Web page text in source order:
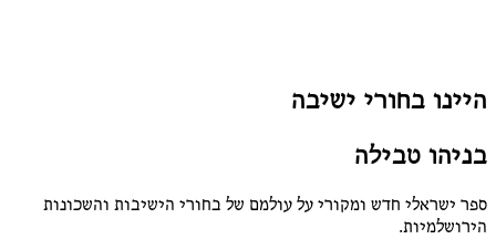
היינו בחורי ישיבה
בניהו טבילה
ספר ישראלי חדש ומקורי על עולמם של בחורי הישיבות והשכונות
הירושלמיות.